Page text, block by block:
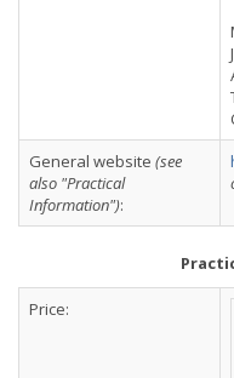
General website (see
also "Practical
Information"):
Price: